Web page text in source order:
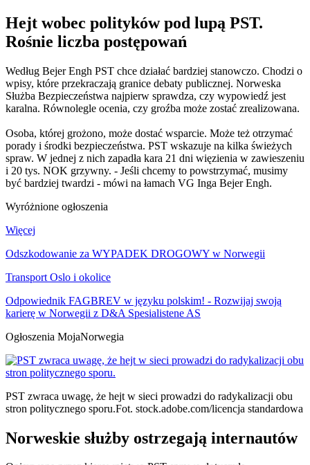
Hejt wobec polityków pod lupą PST.
Rośnie liczba postępowań
Według Bejer Engh PST chce działać bardziej stanowczo. Chodzi o
wpisy, które przekraczają granice debaty publicznej. Norweska
Służba Bezpieczeństwa najpierw sprawdza, czy wypowiedź jest
karalna. Równolegle ocenia, czy groźba może zostać zrealizowana.
Osoba, której grożono, może dostać wsparcie. Może też otrzymać
porady i środki bezpieczeństwa. PST wskazuje na kilka świeżych
spraw. W jednej z nich zapadła kara 21 dni więzienia w zawieszeniu
i 20 tys. NOK grzywny. - Jeśli chcemy to powstrzymać, musimy
być bardziej twardzi - mówi na łamach VG Inga Bejer Engh.
Wyróżnione ogłoszenia
Więcej
Odszkodowanie za WYPADEK DROGOWY w Norwegii
Transport Oslo i okolice
Odpowiednik FAGBREV w języku polskim! - Rozwijaj swoją
karierę w Norwegii z D&A Spesialistene AS
Ogłoszenia MojaNorwegia
PST zwraca uwagę, że hejt w sieci prowadzi do radykalizacji obu
stron politycznego sporu.Fot. stock.adobe.com/licencja standardowa
Norweskie służby ostrzegają internautów